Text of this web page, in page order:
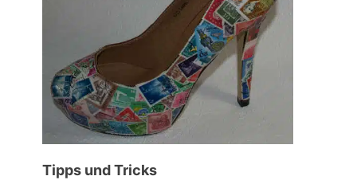
Tipps und Tricks